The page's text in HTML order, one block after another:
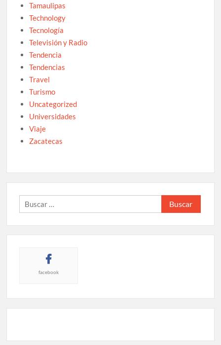
Tamaulipas
Technology
Tecnología
Televisión y Radio
Tendencia
Tendencias
Travel
Turismo
Uncategorized
Universidades
Viaje
Zacatecas
Buscar:
facebook